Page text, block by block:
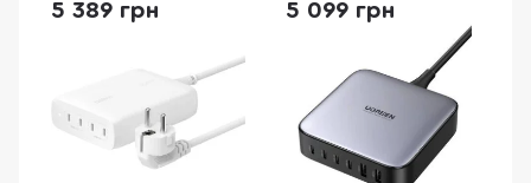
5 389 грн 5 099 грн